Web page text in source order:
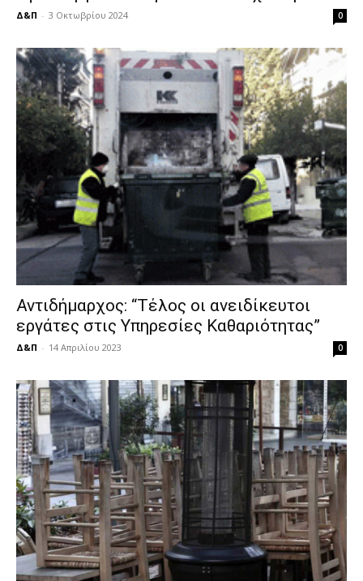
Δ&Π - 3 Οκτωβρίου 2024 0
Αντιδήμαρχος: “Τέλος οι ανειδίκευτοι
εργάτες στις Υπηρεσίες Καθαριότητας”
Δ&Π - 14 Απριλίου 2023 0